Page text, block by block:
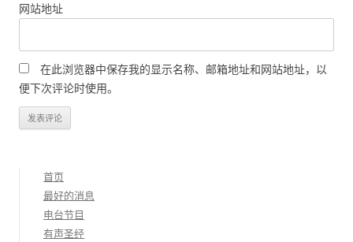
网站地址
在此浏览器中保存我的显示名称、邮箱地址和网站地址，以
便下次评论时使用。
首页
最好的消息
电台节目
有声圣经